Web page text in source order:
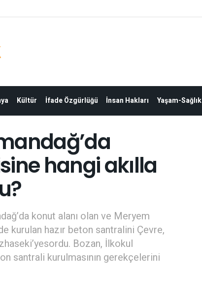
Kültür İfade Özgürlüğü İnsan Hakları Yaşam-Sağlık
hangi akılla
konut alanı olan ve Meryem
kurulan hazır beton santralini Çevre,
Bozan, İlkokul
santrali kurulmasının gerekçelerini